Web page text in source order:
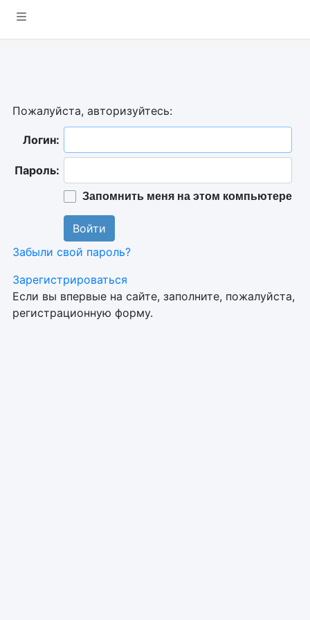
Пожалуйста, авторизуйтесь:
Логин:
Пароль:
Запомнить меня на этом компьютере
Забыли свой пароль?
Зарегистрироваться
Если вы впервые на сайте, заполните, пожалуйста,
регистрационную форму.